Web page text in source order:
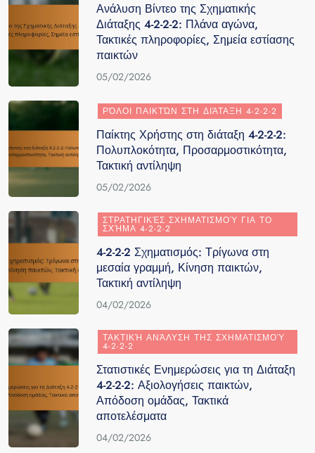
Ανάλυση Βίντεο της Σχηματικής
Διάταξης 4-2-2-2: Πλάνα αγώνα,
Τακτικές πληροφορίες, Σημεία εστίασης
παικτών
05/02/2026
ΡΌΛΟΙ ΠΑΙΚΤΏΝ ΣΤΗ ΔΙΆΤΑΞΗ 4-2-2-2
Παίκτης Χρήστης στη διάταξη 4-2-2-2:
Πολυπλοκότητα, Προσαρμοστικότητα,
Τακτική αντίληψη
05/02/2026
ΣΤΡΑΤΗΓΙΚΈΣ ΣΧΗΜΑΤΙΣΜΟΎ ΓΙΑ ΤΟ
ΣΧΉΜΑ 4-2-2-2
4-2-2-2 Σχηματισμός: Τρίγωνα στη
μεσαία γραμμή, Κίνηση παικτών,
Τακτική αντίληψη
04/02/2026
ΤΑΚΤΙΚΉ ΑΝΆΛΥΣΗ ΤΗΣ ΣΧΗΜΑΤΙΣΜΟΎ
4-2-2-2
Στατιστικές Ενημερώσεις για τη Διάταξη
4-2-2-2: Αξιολογήσεις παικτών,
Απόδοση ομάδας, Τακτικά
αποτελέσματα
04/02/2026